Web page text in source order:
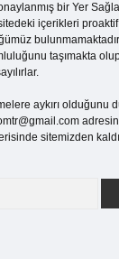
bir Yer
içerikleri
taşımakta
aykırı olduğunu
sitemizden